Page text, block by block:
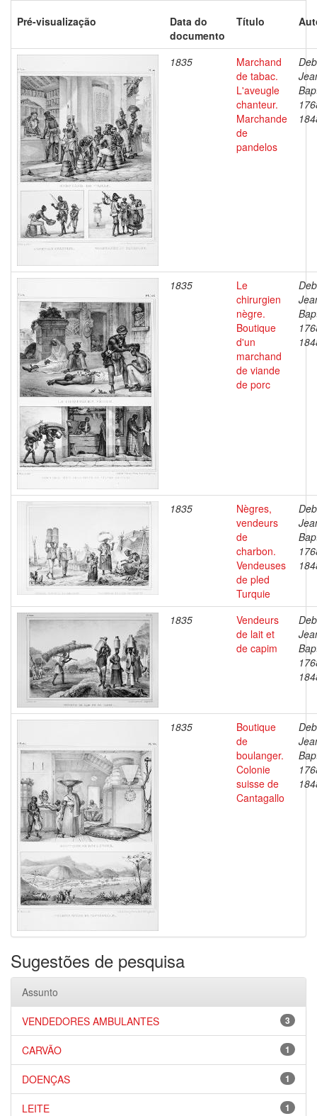
Pré-visualização
Data do
documento
Título
1835
Marchand
de tabac.
L'aveugle
chanteur.
Marchande
de
pandelos
1835
Le
chirurgien
nègre.
Boutique
d'un
marchand
de viande
de porc
1835
Nègres,
vendeurs
de
charbon.
Vendeuses
de pled
Turquie
1835
Vendeurs
de lait et
de capim
1835
Boutique
de
boulanger.
Colonie
suisse de
Cantagallo
Sugestões de pesquisa
Assunto
3
VENDEDORES AMBULANTES
1
CARVÃO
1
DOENÇAS
1
LEITE